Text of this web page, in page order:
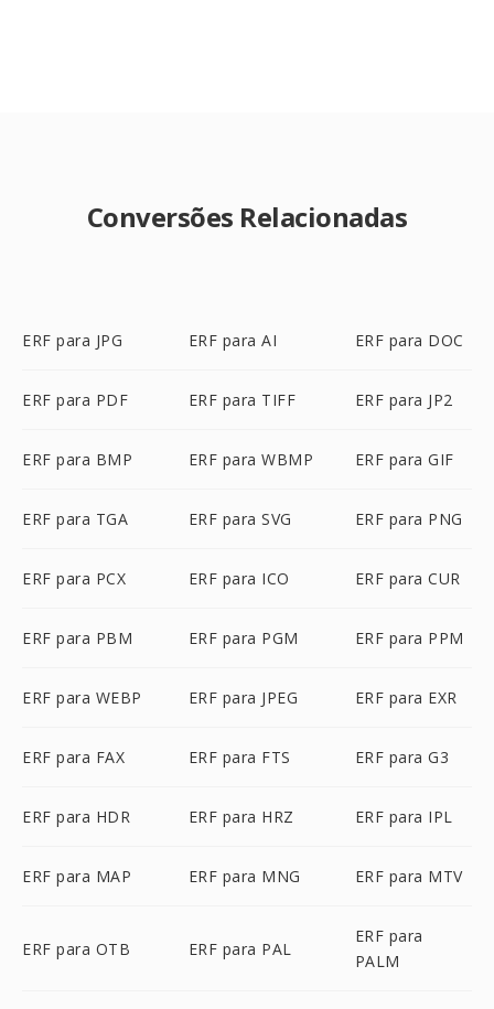
Conversões Relacionadas
ERF para JPG ERF para AI ERF para DOC
ERF para PDF ERF para TIFF ERF para JP2
ERF para BMP ERF para WBMP ERF para GIF
ERF para TGA ERF para SVG ERF para PNG
ERF para PCX ERF para ICO ERF para CUR
ERF para PBM ERF para PGM ERF para PPM
ERF para WEBP ERF para JPEG ERF para EXR
ERF para FAX ERF para FTS ERF para G3
ERF para HDR ERF para HRZ ERF para IPL
ERF para MAP ERF para MNG ERF para MTV
ERF para OTB ERF para PAL
ERF para
PALM